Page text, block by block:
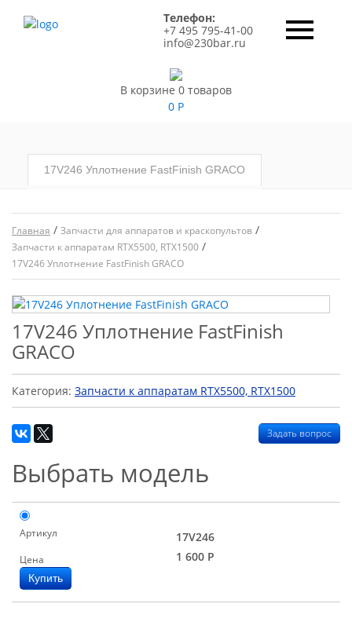
Телефон:
+7 495 795-41-00
info@230bar.ru
В корзине 0 товаров
0 Р
17V246 Уплотнение FastFinish GRACO
Главная / Запчасти для аппаратов и краскопультов /
Запчасти к аппаратам RTX5500, RTX1500 /
17V246 Уплотнение FastFinish GRACO
17V246 Уплотнение FastFinish
GRACO
Категория: Запчасти к аппаратам RTX5500, RTX1500
Задать вопрос
Выбрать модель
Артикул 17V246
Цена 1 600 Р